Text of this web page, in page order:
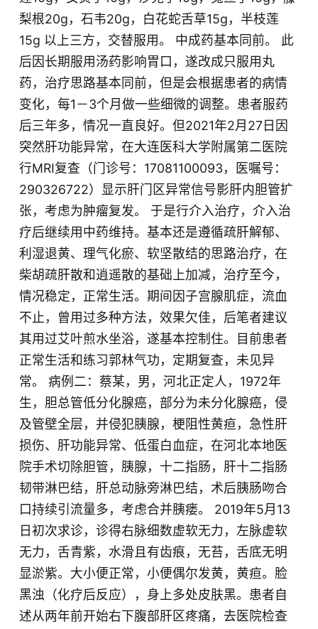
梨根20g，石韦20g，白花蛇舌草15g，半枝莲
15g 以上三方，交替服用。 中成药基本同前。 此
后因长期服用汤药影响胃口，遂改成只服用丸
药，治疗思路基本同前，但是会根据患者的病情
变化，每1－3个月做一些细微的调整。患者服药
后三年多，情况一直良好。但2021年2月27日因
突然肝功能异常，在大连医科大学附属第二医院
行MRI复查（门诊号：17081100093，医嘱号：
290326722）显示肝门区异常信号影肝内胆管扩
张，考虑为肿瘤复发。 于是行介入治疗，介入治
疗后继续用中药维持。基本还是遵循疏肝解郁、
利湿退黄、理气化瘀、软坚散结的思路治疗，在
柴胡疏肝散和逍遥散的基础上加减，治疗至今，
情况稳定，正常生活。期间因子宫腺肌症，流血
不止，曾用过多种方法，效果欠佳，后笔者建议
其用过艾叶煎水坐浴，遂基本控制住。目前患者
正常生活和练习郭林气功，定期复查，未见异
常。 病例二：蔡某，男，河北正定人，1972年
生，胆总管低分化腺癌，部分为未分化腺癌，侵
及管壁全层，并侵犯胰腺，梗阻性黄疸，急性肝
损伤、肝功能异常、低蛋白血症，在河北本地医
院手术切除胆管，胰腺，十二指肠，肝十二指肠
韧带淋巴结，肝总动脉旁淋巴结，术后胰肠吻合
口持续引流量多，考虑合并胰瘘。 2019年5月13
日初次求诊，诊得右脉细数虚软无力，左脉虚软
无力，舌青紫，水滑且有齿痕，无苔，舌底无明
显淤紫。大小便正常，小便偶尔发黄，黄疸。脸
黑浊（化疗后反应），身上多处皮肤黑。患者自
述从两年前开始右下腹部肝区疼痛，去医院检查